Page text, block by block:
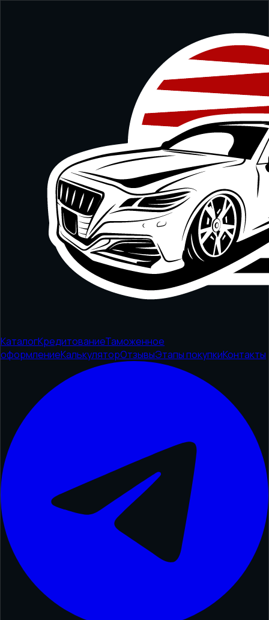
КаталогКредитованиеТаможенное
оформлениеКалькуляторОтзывыЭтапы покупкиКонтакты